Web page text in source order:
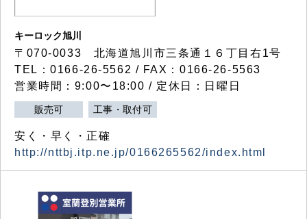
キーロック旭川
〒070-0033 北海道旭川市三条通１６丁目右1号
TEL：0166-26-5562 / FAX：0166-26-5563
営業時間：9:00〜18:00 / 定休日：日曜日
販売可 工事・取付可
安く・早く・正確
http://nttbj.itp.ne.jp/0166265562/index.html